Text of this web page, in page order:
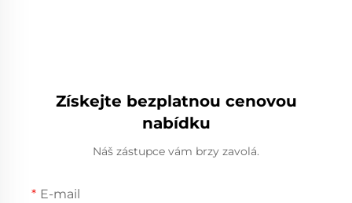
Získejte bezplatnou cenovou
nabídku
Náš zástupce vám brzy zavolá.
E-mail